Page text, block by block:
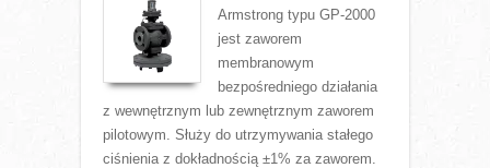
Armstrong typu GP-2000
jest zaworem
membranowym
bezpośredniego działania
z wewnętrznym lub zewnętrznym zaworem
pilotowym. Służy do utrzymywania stałego
ciśnienia z dokładnością ±1% za zaworem.